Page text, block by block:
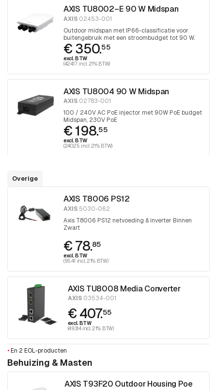
AXIS TU8002–E 90 W Midspan
AXIS 02453-001
Outdoor midspan met IP66-classificatie voor
buitengebruik met een stroombudget tot 90 W.
€ 350.55
excl. BTW
(424.17 incl. 21% BTW)
AXIS TU8004 90 W Midspan
AXIS 02783-001
100 / 240V AC PoE injector met 90W PoE budget
Midspan, 230V PoE
€ 198.55
excl. BTW
(240.25 incl. 21% BTW)
Overige
AXIS T8006 PS12
AXIS 5030-062
Axis T8006 PS12 netvoeding & inverter Binnen
Zwart
€ 78.85
excl. BTW
(95.41 incl. 21% BTW)
AXIS TU8008 Media Converter
AXIS03534-001
€ 407.55
excl. BTW
(493.14 incl. 21% BTW)
• En 2 EOL-producten
Behuizing & Masten
AXIS T93F20 Outdoor Housing Poe